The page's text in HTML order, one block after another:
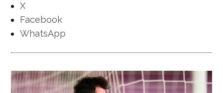
X
Facebook
WhatsApp